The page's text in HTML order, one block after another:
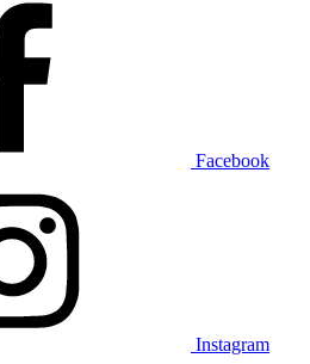
Facebook
Instagram